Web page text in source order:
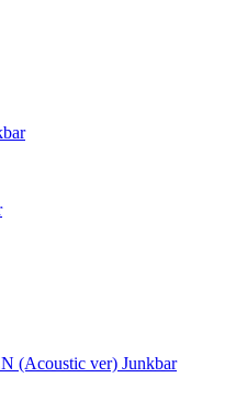
(Acoustic ver) Junkbar